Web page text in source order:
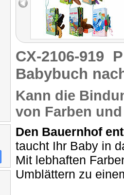
CX-2106-919
Babybuch
Kann die
von Farben
Den Bauernhof
taucht Ihr Baby in
Mit lebhaften
Umblättern zu